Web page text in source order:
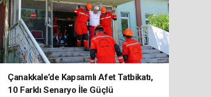
Çanakkale’de Kapsamlı Afet Tatbikatı,
10 Farklı Senaryo İle Güçlü